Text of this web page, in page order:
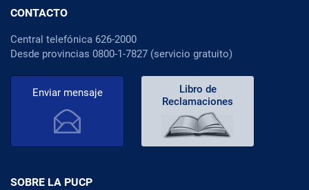
CONTACTO
Central telefónica 626-2000
Desde provincias 0800-1-7827 (servicio gratuito)
Enviar mensaje
Libro de
Reclamaciones
SOBRE LA PUCP